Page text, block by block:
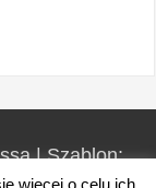
|Szablon: